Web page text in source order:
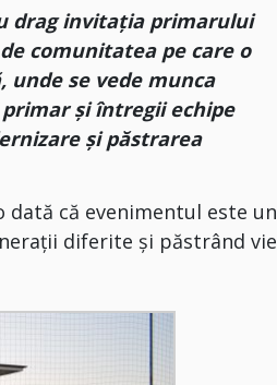
drag invitația primarului
comunitatea pe care o
unde se vede munca
și întregii echipe
și păstrarea
dată că evenimentul este un
diferite și păstrând vie